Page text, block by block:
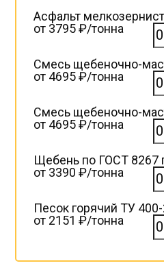
Асфальт
от 3795 ₽/тонна
Смесь щебеночно-
от 4695 ₽/тонна
Смесь щебеночно-
от 4695 ₽/тонна
Щебень по ГОСТ 8267
от 3390 ₽/тонна
Песок горячий ТУ
от 2151 ₽/тонна